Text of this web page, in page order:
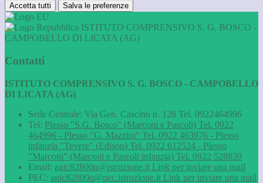
Accetta tutti Salva le preferenze
ISTITUTO COMPRENSIVO S. G. BOSCO -
CAMPOBELLO DI LICATA (AG)
Contatti
ISTITUTO COMPRENSIVO S. G. BOSCO - CAMPOBELLO
DI LICATA (AG)
Sede Centrale: Via Gen. Cascino n. 128 Tel. 0922464996
Tel: Plesso "S.G. Bosco" (Marconi e Pascoli) Tel. 0922
464996 - Plesso "G. Mazzini" Tel. 0922 463976 - Plesso
infanzia "Tevere" (Edison) Tel. 0922 612524 - Plesso
"Marconi" (Marconi e Pascoli infanzia) Tel. 0922 528839
Email: agic82800q@istruzione.it Link per inviare una mail
PEC: agic82800q@pec.istruzione.it Link per inviare una mail